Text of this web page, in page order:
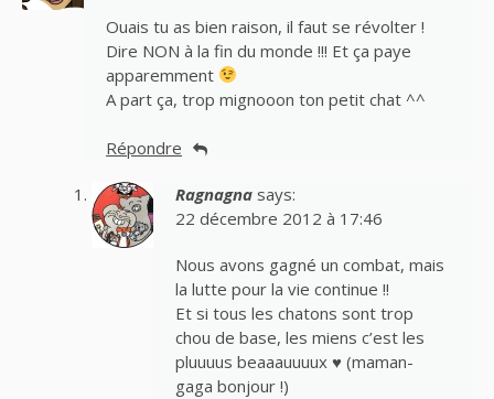
Ouais tu as bien raison, il faut se révolter !
Dire NON à la fin du monde !!! Et ça paye
apparemment
A part ça, trop mignooon ton petit chat ^^
Répondre
Ragnagna says:
22 décembre 2012 à 17:46
Nous avons gagné un combat, mais
la lutte pour la vie continue !!
Et si tous les chatons sont trop
chou de base, les miens c’est les
pluuuus beaaauuuux ♥ (maman-
gaga bonjour !)